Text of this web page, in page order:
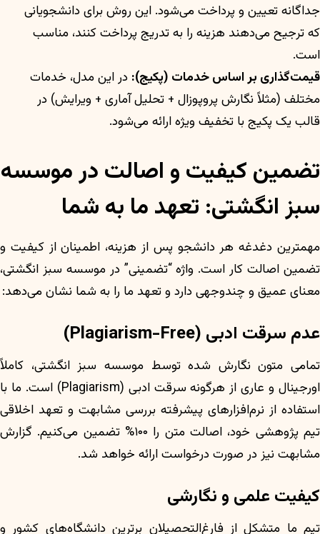
جداگانه تعیین و پرداخت می‌شود. این روش برای دانشجویانی
که ترجیح می‌دهند هزینه را به تدریج پرداخت کنند، مناسب
است.
قیمت‌گذاری بر اساس خدمات (پکیج): در این مدل، خدمات
مختلف (مثلاً نگارش پروپوزال + تحلیل آماری + ویرایش) در
قالب یک پکیج با تخفیف ویژه ارائه می‌شود.
تضمین کیفیت و اصالت در موسسه
سبز انگشتی: تعهد ما به شما
مهمترین دغدغه هر دانشجو پس از هزینه، اطمینان از کیفیت و
تضمین اصالت کار است. واژه “تضمینی” در موسسه سبز انگشتی،
معنای عمیق و چندوجهی دارد و تعهد ما را به شما نشان می‌دهد:
عدم سرقت ادبی (Plagiarism-Free)
تمامی متون نگارش شده توسط موسسه سبز انگشتی، کاملاً
اورجینال و عاری از هرگونه سرقت ادبی (Plagiarism) است. ما با
استفاده از نرم‌افزارهای پیشرفته بررسی مشابهت و تعهد اخلاقی
تیم پژوهشی خود، اصالت متن را ۱۰۰% تضمین می‌کنیم. گزارش
مشابهت نیز در صورت درخواست ارائه خواهد شد.
کیفیت علمی و نگارشی
تیم ما متشکل از فارغ‌التحصیلان برترین دانشگاه‌های کشور و